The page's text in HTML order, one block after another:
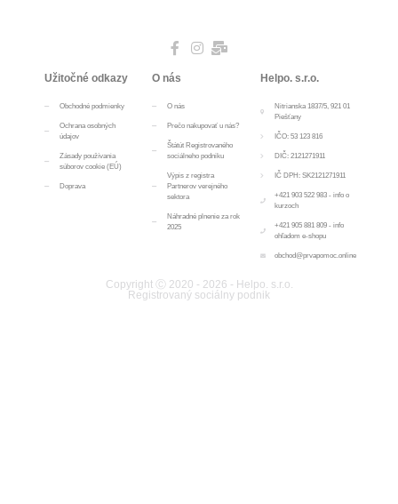
Užitočné odkazy
Obchodné podmienky
Ochrana osobných
údajov
Zásady používania
súborov cookie (EÚ)
Doprava
O nás
O nás
Prečo nakupovať u nás?
Štátút Registrovaného
sociálneho podniku
Výpis z registra
Partnerov verejného
sektora
Náhradné plnenie za rok
2025
Helpo. s.r.o.
Nitrianska 1837/5, 921 01
Piešťany
IČO: 53 123 816
DIČ: 2121271911
IČ DPH: SK2121271911
+421 903 522 983 - info o
kurzoch
+421 905 881 809 - info
ohľadom e-shopu
obchod@prvapomoc.online
Copyright Ⓒ 2020 - 2026 - Helpo. s.r.o.
Registrovaný sociálny podnik